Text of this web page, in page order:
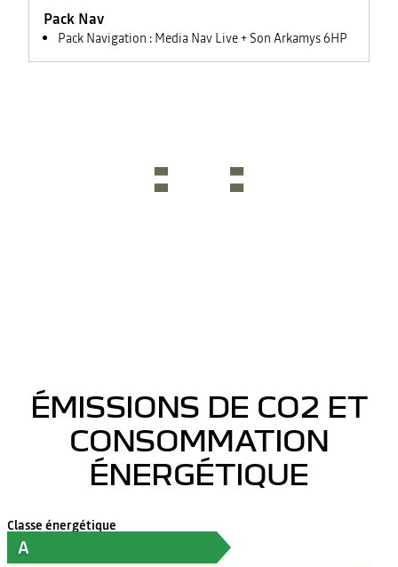
électriques
Pack Nav
Pack Navigation : Media Nav Live + Son Arkamys 6HP
ÉMISSIONS DE CO2 ET
CONSOMMATION
ÉNERGÉTIQUE
Classe énergétique
A